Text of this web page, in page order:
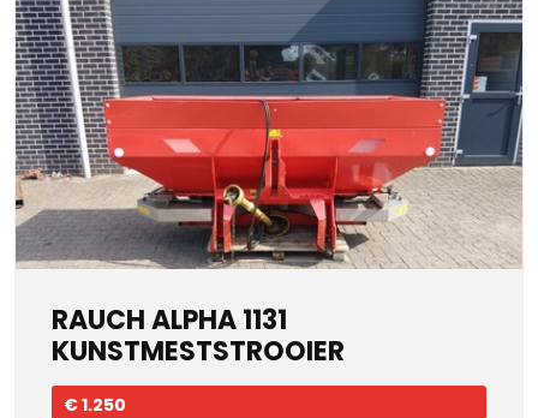
RAUCH ALPHA 1131
KUNSTMESTSTROOIER
€ 1.250